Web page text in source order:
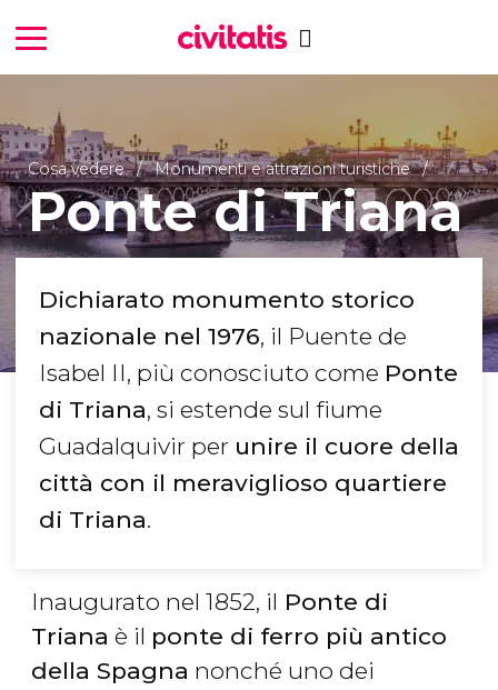
Cosa vedere Monumenti e attrazioni turistiche
Ponte di Triana
Dichiarato monumento storico
nazionale nel 1976, il Puente de
Isabel II, più conosciuto come Ponte
di Triana, si estende sul fiume
Guadalquivir per unire il cuore della
città con il meraviglioso quartiere
di Triana.
Inaugurato nel 1852, il Ponte di
Triana è il ponte di ferro più antico
della Spagna nonché uno dei